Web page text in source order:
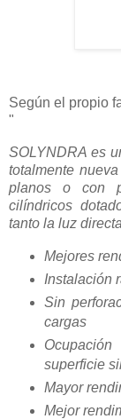
Según el propio
"
SOLYNDRA es
totalmente
planos o con
cilíndricos
tanto la luz
Mejores
Instalación
Sin
cargas
superficie
Mayor
Mejor